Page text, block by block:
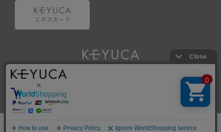
Copyright © KAWAJUN Co., Ltd. All Rights Reserved.